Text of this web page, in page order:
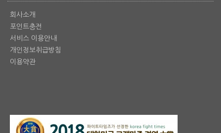
회사소개
포인트충전
서비스 이용안내
개인정보취급방침
이용약관